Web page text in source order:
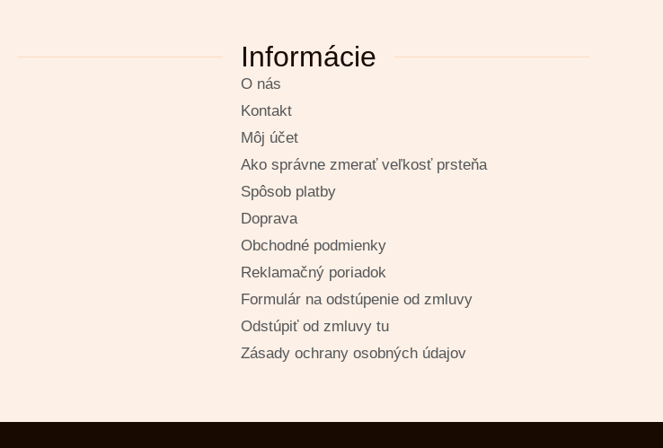
Informácie
O nás
Kontakt
Môj účet
Ako správne zmerať veľkosť prsteňa
Spôsob platby
Doprava
Obchodné podmienky
Reklamačný poriadok
Formulár na odstúpenie od zmluvy
Odstúpiť od zmluvy tu
Zásady ochrany osobných údajov